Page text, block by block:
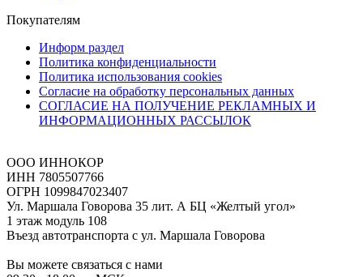
Покупателям
Информ раздел
Политика конфиденциальности
Политика использования cookies
Согласие на обработку персональных данных
СОГЛАСИЕ НА ПОЛУЧЕНИЕ РЕКЛАМНЫХ И
ИНФОРМАЦИОННЫХ РАССЫЛОК
ООО ИННОКОР
ИНН 7805507766
ОГРН 1099847023407
Ул. Маршала Говорова 35 лит. А БЦ «Желтый угол»
1 этаж модуль 108
Въезд автотранспорта с ул. Маршала Говорова
Вы можете связаться с нами